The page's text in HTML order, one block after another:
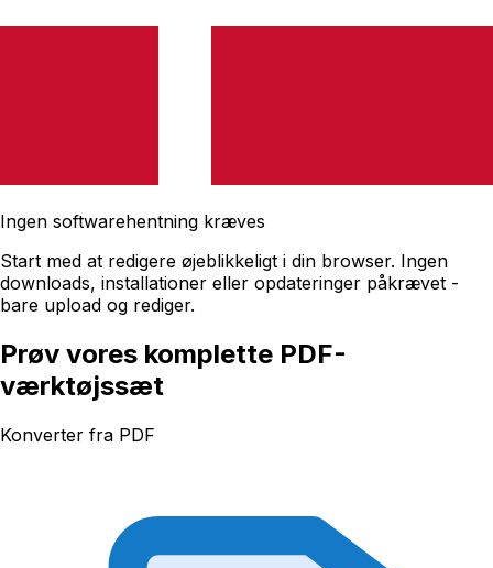
Ingen softwarehentning kræves
Start med at redigere øjeblikkeligt i din browser. Ingen
downloads, installationer eller opdateringer påkrævet -
bare upload og rediger.
Prøv vores komplette PDF-
værktøjssæt
Konverter fra PDF